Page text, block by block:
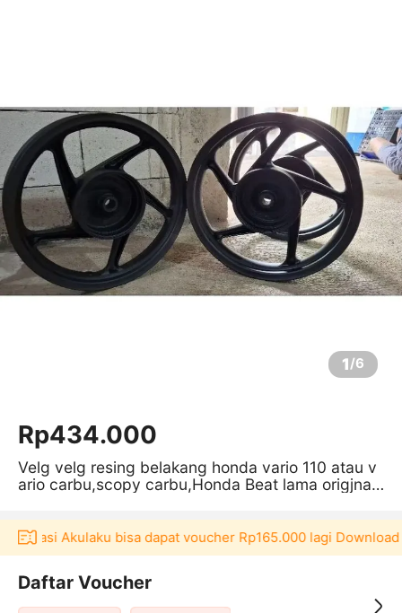
1/6
Rp434.000
Velg velg resing belakang honda vario 110 atau v
ario carbu,scopy carbu,Honda Beat lama origjnal l
Akulaku bisa dapat voucher Rp165.000 lagi Download
Daftar Voucher